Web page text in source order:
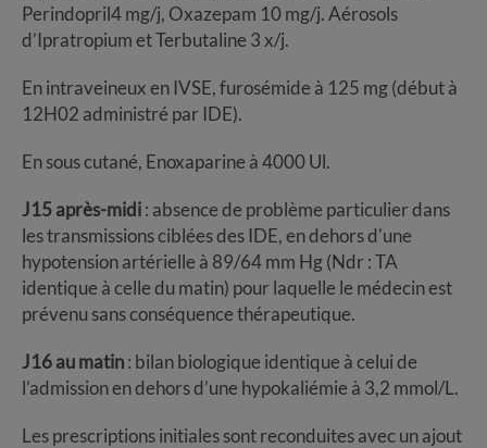
Perindopril4 mg/j, Oxazepam 10 mg/j. Aérosols
d’Ipratropium et Terbutaline 3 x/j.
En intraveineux en IVSE, furosémide à 125 mg (début à
12H02 administré par IDE).
En sous cutané, Enoxaparine à 4000 Ul.
J15 après-midi: absence de problème particulier dans
les transmissions ciblées des IDE, en dehors d'une
hypotension artérielle à 89/64 mm Hg (Ndr : TA
identique à celle du matin) pour laquelle le médecin est
prévenu sans conséquence thérapeutique.
J16 au matin: bilan biologique identique à celui de
l’admission en dehors d’une hypokaliémie à 3,2 mmol/L.
Les prescriptions initiales sont reconduites avec un ajout